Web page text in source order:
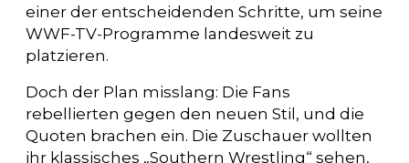
einer der entscheidenden Schritte, um seine
WWF-TV-Programme landesweit zu
platzieren.
Doch der Plan misslang: Die Fans
rebellierten gegen den neuen Stil, und die
Quoten brachen ein. Die Zuschauer wollten
ihr klassisches „Southern Wrestling“ sehen,